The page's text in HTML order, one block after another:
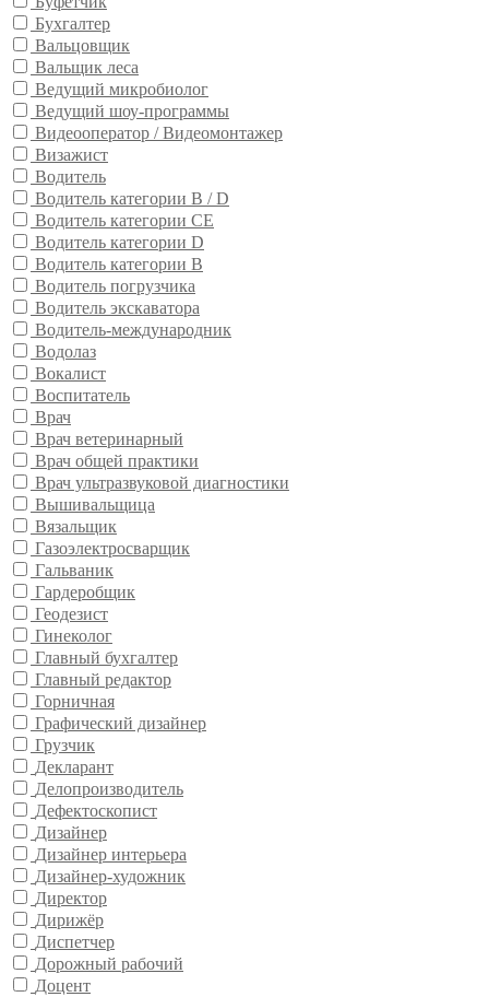
Бухгалтер
Вальцовщик
Вальщик леса
Ведущий микробиолог
Ведущий шоу-программы
Видеооператор / Видеомонтажер
Визажист
Водитель
Водитель категории B / D
Водитель категории CE
Водитель категории D
Водитель категории В
Водитель погрузчика
Водитель экскаватора
Водитель-международник
Водолаз
Вокалист
Воспитатель
Врач
Врач ветеринарный
Врач общей практики
Врач ультразвуковой диагностики
Вышивальщица
Вязальщик
Газоэлектросварщик
Гальваник
Гардеробщик
Геодезист
Гинеколог
Главный бухгалтер
Главный редактор
Горничная
Графический дизайнер
Грузчик
Декларант
Делопроизводитель
Дефектоскопист
Дизайнер
Дизайнер интерьера
Дизайнер-художник
Директор
Дирижёр
Диспетчер
Дорожный рабочий
Доцент